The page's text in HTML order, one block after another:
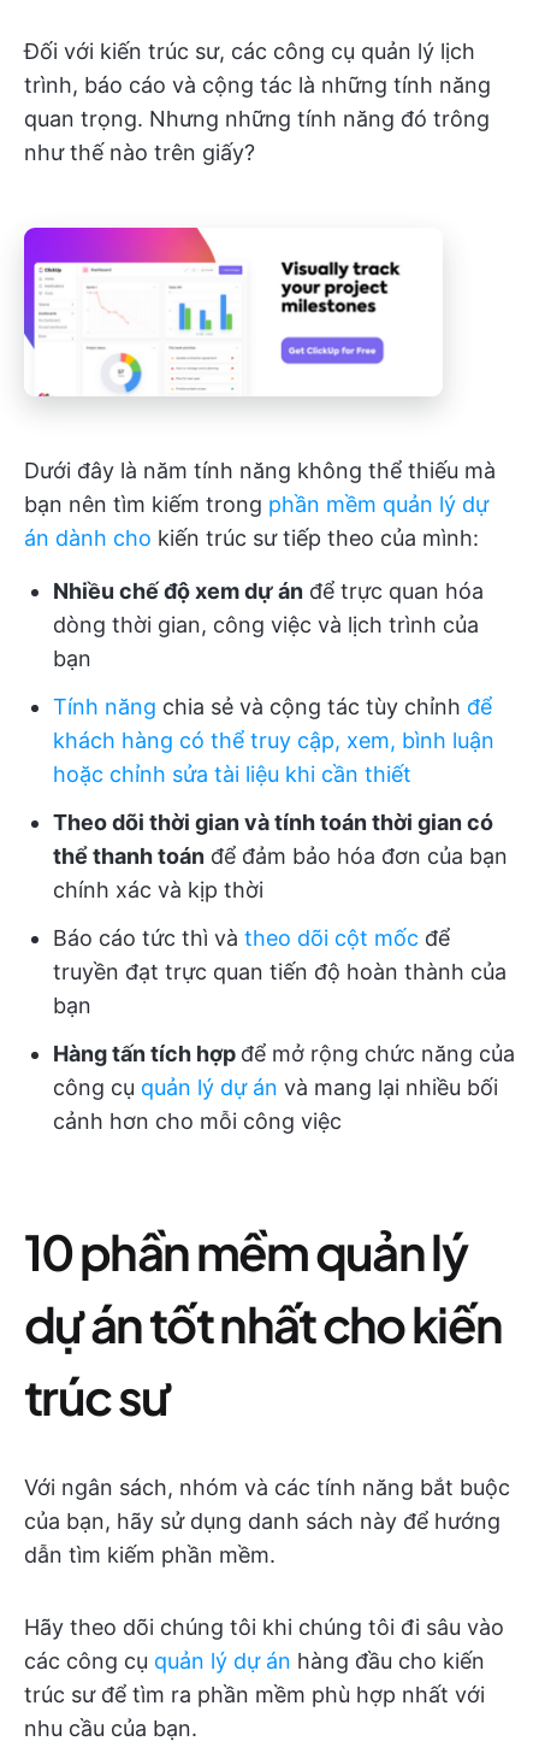
Đối với kiến trúc sư, các công cụ quản lý lịch
trình, báo cáo và cộng tác là những tính năng
quan trọng. Nhưng những tính năng đó trông
như thế nào trên giấy?
Dưới đây là năm tính năng không thể thiếu mà
bạn nên tìm kiếm trong phần mềm quản lý dự
án dành cho kiến trúc sư tiếp theo của mình:
Nhiều chế độ xem dự án để trực quan hóa
dòng thời gian, công việc và lịch trình của
bạn
Tính năng chia sẻ và cộng tác tùy chỉnh để
khách hàng có thể truy cập, xem, bình luận
hoặc chỉnh sửa tài liệu khi cần thiết
Theo dõi thời gian và tính toán thời gian có
thể thanh toán để đảm bảo hóa đơn của bạn
chính xác và kịp thời
Báo cáo tức thì và theo dõi cột mốc để
truyền đạt trực quan tiến độ hoàn thành của
bạn
Hàng tấn tích hợp để mở rộng chức năng của
công cụ quản lý dự án và mang lại nhiều bối
cảnh hơn cho mỗi công việc
10 phần mềm quản lý
dự án tốt nhất cho kiến
trúc sư
Với ngân sách, nhóm và các tính năng bắt buộc
của bạn, hãy sử dụng danh sách này để hướng
dẫn tìm kiếm phần mềm.
Hãy theo dõi chúng tôi khi chúng tôi đi sâu vào
các công cụ quản lý dự án hàng đầu cho kiến
trúc sư để tìm ra phần mềm phù hợp nhất với
nhu cầu của bạn.